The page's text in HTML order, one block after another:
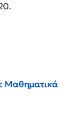
Μαθηματικά